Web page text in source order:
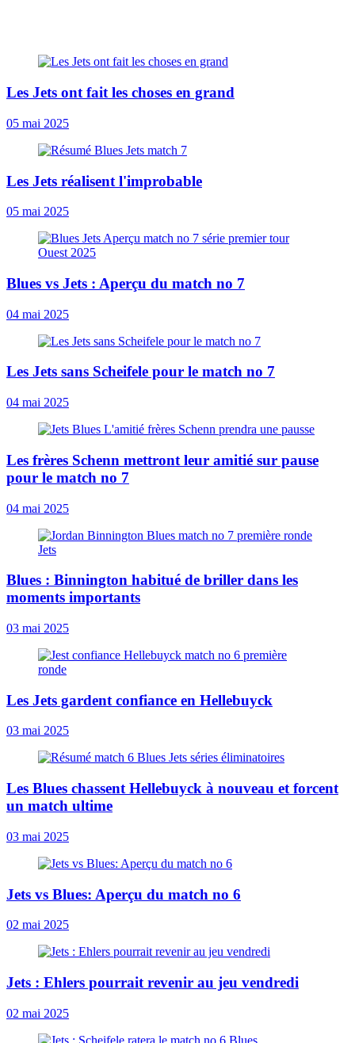
Les Jets ont fait les choses en grand
05 mai 2025
Les Jets réalisent l'improbable
05 mai 2025
Blues vs Jets : Aperçu du match no 7
04 mai 2025
Les Jets sans Scheifele pour le match no 7
04 mai 2025
Les frères Schenn mettront leur amitié sur pause
pour le match no 7
04 mai 2025
Blues : Binnington habitué de briller dans les
moments importants
03 mai 2025
Les Jets gardent confiance en Hellebuyck
03 mai 2025
Les Blues chassent Hellebuyck à nouveau et forcent
un match ultime
03 mai 2025
Jets vs Blues: Aperçu du match no 6
02 mai 2025
Jets : Ehlers pourrait revenir au jeu vendredi
02 mai 2025